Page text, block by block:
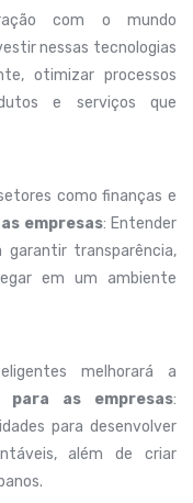
com o mundo
nessas tecnologias
otimizar processos
e serviços que
como finanças e
empresas: Entender
garantir transparência,
em um ambiente
melhorará a
para as empresas:
para desenvolver
além de criar